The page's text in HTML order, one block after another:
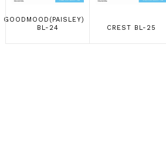
GOODMOOD(PAISLEY)
BL-24
CREST BL-25